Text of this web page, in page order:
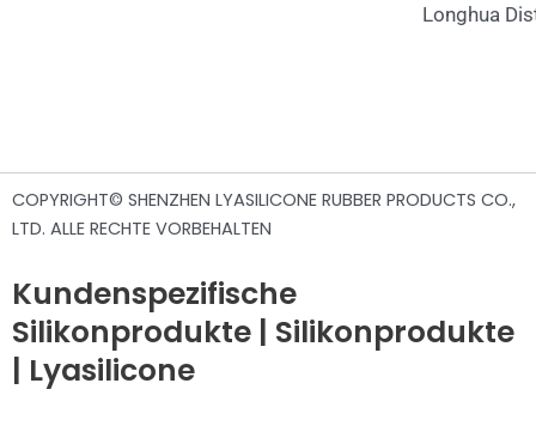
Longhua
COPYRIGHT© SHENZHEN LYASILICONE RUBBER PRODUCTS CO.,
LTD. ALLE RECHTE VORBEHALTEN
Kundenspezifische
Silikonprodukte | Silikonprodukte
| Lyasilicone